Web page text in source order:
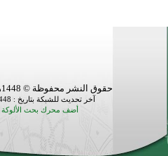
اختتام منافسات قرآنية متميزة في بنغلاديش
حقوق النشر محفوظة © 1448هـ / 2026م لموقع
آخر تحديث للشبكة بتاريخ : 21/2/1448هـ - الساعة: 9:2
أضف محرك بحث